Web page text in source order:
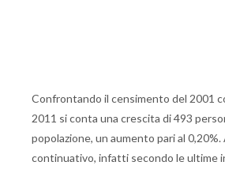
Confrontando il censimento del 2001
2011 si conta una crescita di 493
popolazione, un aumento pari al
continuativo, infatti secondo le ultime